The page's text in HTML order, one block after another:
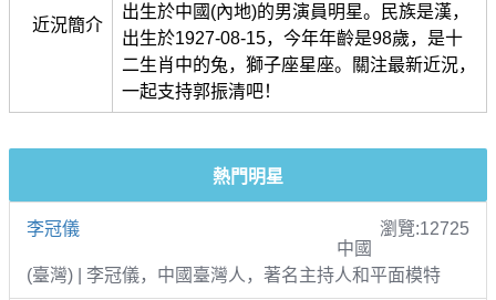
近況簡介
出生於中國(內地)的男演員明星。民族是漢，
出生於1927-08-15，今年年齡是98歲，是十
二生肖中的兔，獅子座星座。關注最新近況，
一起支持郭振清吧！
熱門明星
李冠儀
瀏覽:12725
中國
(臺灣) | 李冠儀，中國臺灣人，著名主持人和平面模特